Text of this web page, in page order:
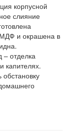
корпусной
слияние
МДФ и окрашена в
– отделка
капителях.